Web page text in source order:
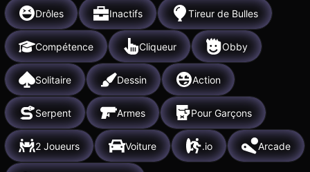
Drôles Inactifs Tireur de Bulles
Compétence Cliqueur Obby
Solitaire Dessin Action
Serpent Armes Pour Garçons
2 Joueurs Voiture .io Arcade